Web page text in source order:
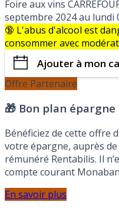
Foire aux vins
septembre 2024 au lundi
🔞 L'abus d'alcool est
consommer avec
Ajouter à mon
Offre Partenaire
🎁 Bon plan épargne
Bénéficiez de cette offre
votre épargne, auprès
rémunéré Rentabilis. Il
compte courant
En savoir plus